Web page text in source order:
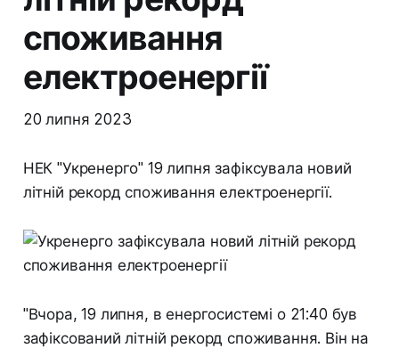
споживання
електроенергії
20 липня 2023
НЕК "Укренерго" 19 липня зафіксувала новий
літній рекорд споживання електроенергії.
"Вчора, 19 липня, в енергосистемі о 21:40 був
зафіксований літній рекорд споживання. Він на